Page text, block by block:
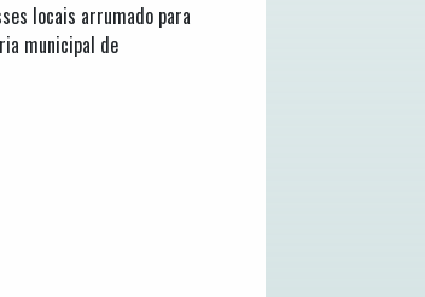
locais arrumado para
municipal de